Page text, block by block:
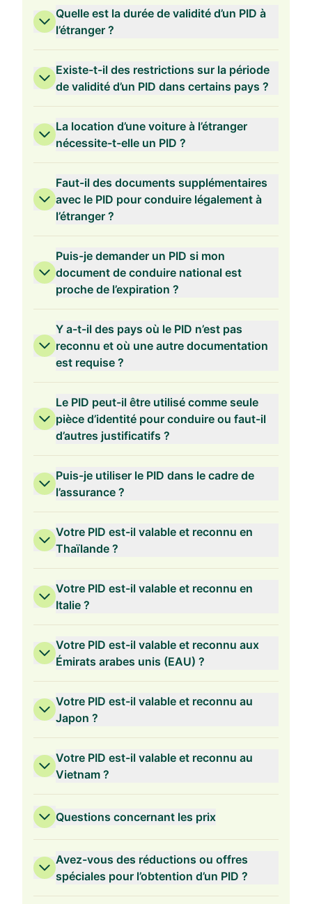
Quelle est la durée de validité d’un PID à
l’étranger ?
Existe-t-il des restrictions sur la période
de validité d’un PID dans certains pays ?
La location d’une voiture à l’étranger
nécessite-t-elle un PID ?
Faut-il des documents supplémentaires
avec le PID pour conduire légalement à
l’étranger ?
Puis-je demander un PID si mon
document de conduire national est
proche de l’expiration ?
Y a-t-il des pays où le PID n’est pas
reconnu et où une autre documentation
est requise ?
Le PID peut-il être utilisé comme seule
pièce d’identité pour conduire ou faut-il
d’autres justificatifs ?
Puis-je utiliser le PID dans le cadre de
l’assurance ?
Votre PID est-il valable et reconnu en
Thaïlande ?
Votre PID est-il valable et reconnu en
Italie ?
Votre PID est-il valable et reconnu aux
Émirats arabes unis (EAU) ?
Votre PID est-il valable et reconnu au
Japon ?
Votre PID est-il valable et reconnu au
Vietnam ?
Questions concernant les prix
Avez-vous des réductions ou offres
spéciales pour l’obtention d’un PID ?